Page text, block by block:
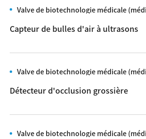
Valve de biotechnologie médicale
Capteur de bulles d'air à ultrasons
Valve de biotechnologie médicale
Détecteur d'occlusion grossière
Valve de biotechnologie médicale